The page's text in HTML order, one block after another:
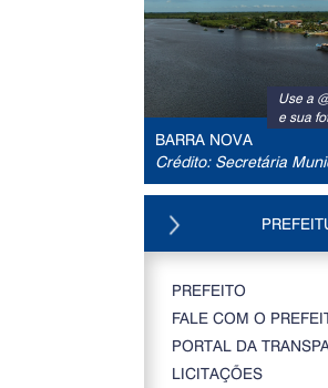
Use a
e sua
BARRA NOVA
Crédito: Secretária
PREFEITO
FALE COM O
PORTAL DA
LICITAÇÕES